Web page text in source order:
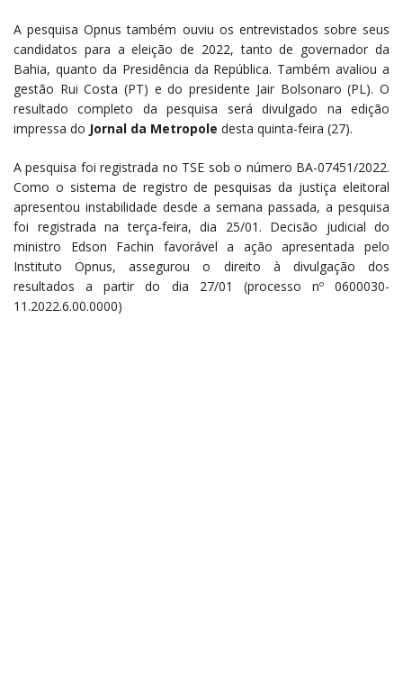
A pesquisa Opnus também ouviu os entrevistados sobre seus
candidatos para a eleição de 2022, tanto de governador da
Bahia, quanto da Presidência da República. Também avaliou a
gestão Rui Costa (PT) e do presidente Jair Bolsonaro (PL). O
resultado completo da pesquisa será divulgado na edição
impressa do Jornal da Metropole desta quinta-feira (27).
A pesquisa foi registrada no TSE sob o número BA-07451/2022.
Como o sistema de registro de pesquisas da justiça eleitoral
apresentou instabilidade desde a semana passada, a pesquisa
foi registrada na terça-feira, dia 25/01. Decisão judicial do
ministro Edson Fachin favorável a ação apresentada pelo
Instituto Opnus, assegurou o direito à divulgação dos
resultados a partir do dia 27/01 (processo nº 0600030-
11.2022.6.00.0000)